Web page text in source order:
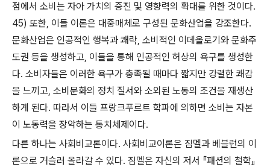
점에서 소비는 자아 가치의 증진 및 영향력의 확대를 위한 것이다.
45) 또한, 이들 이론은 대중매체로 구성된 문화산업을 강조한다.
문화산업은 인공적인 행복과 쾌락, 소비적인 이데올로기와 문화주
도권 등을 생성하고, 이들을 통해 인공적인 허상의 욕구를 생성한
다. 소비자들은 이러한 욕구가 충족될 때마다 짧지만 강렬한 쾌감
을 느끼고, 소비문화의 정치 질서와 소외된 노동의 조건을 재생산
하게 된다. 따라서 이들 프랑크푸르트 학파에 의하면 소비는 자본
이 노동력을 장악하는 통치체제이다.
다른 하나는 사회비교론이다. 사회비교이론은 짐멜과 베블런의 이
론으로 거슬러 올라갈 수 있다. 짐멜은 자신의 저서 『패션의 철학』